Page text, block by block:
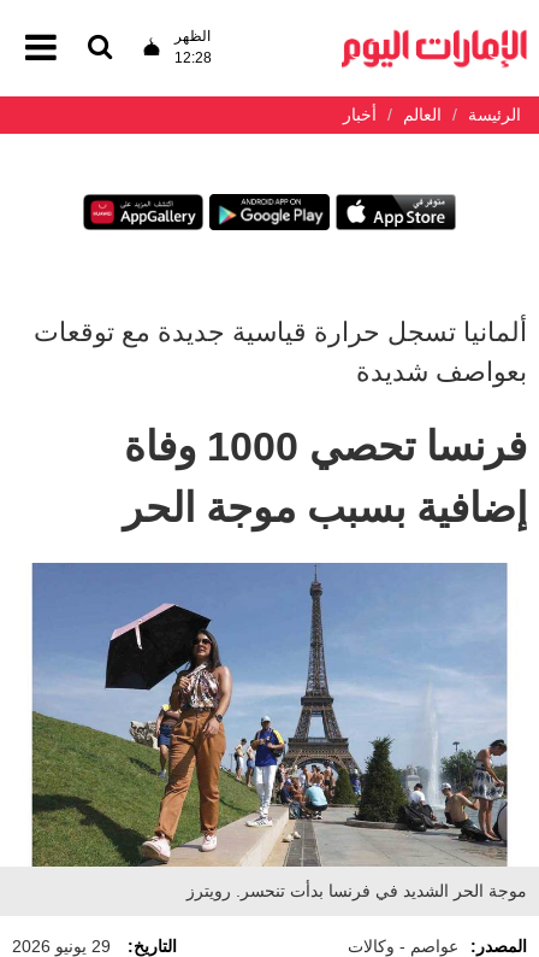
الظهر
12:28
الرئيسة العالم أخبار
ألمانيا تسجل حرارة قياسية جديدة مع توقعات
بعواصف شديدة
فرنسا تحصي 1000 وفاة
إضافية بسبب موجة الحر
موجة الحر الشديد في فرنسا بدأت تنحسر. رويترز
المصدر: عواصم - وكالات التاريخ: 29 يونيو 2026